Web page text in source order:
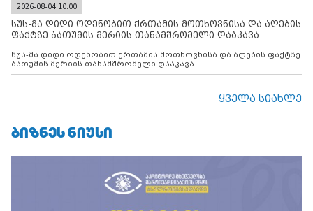
2026-08-04 10:00
სუს-მა დიდი ოდენობით ქრთამის მოთხოვნისა და აღების
ფაქტზე ბათუმის მერიის თანამშრომელი დააკავა
სუს-მა დიდი ოდენობით ქრთამის მოთხოვნისა და აღების ფაქტზე
ბათუმის მერიის თანამშრომელი დააკავა
ყველა სიახლე
ᲑᲘᲖᲜᲔᲡ ᲜᲘᲣᲡᲘ